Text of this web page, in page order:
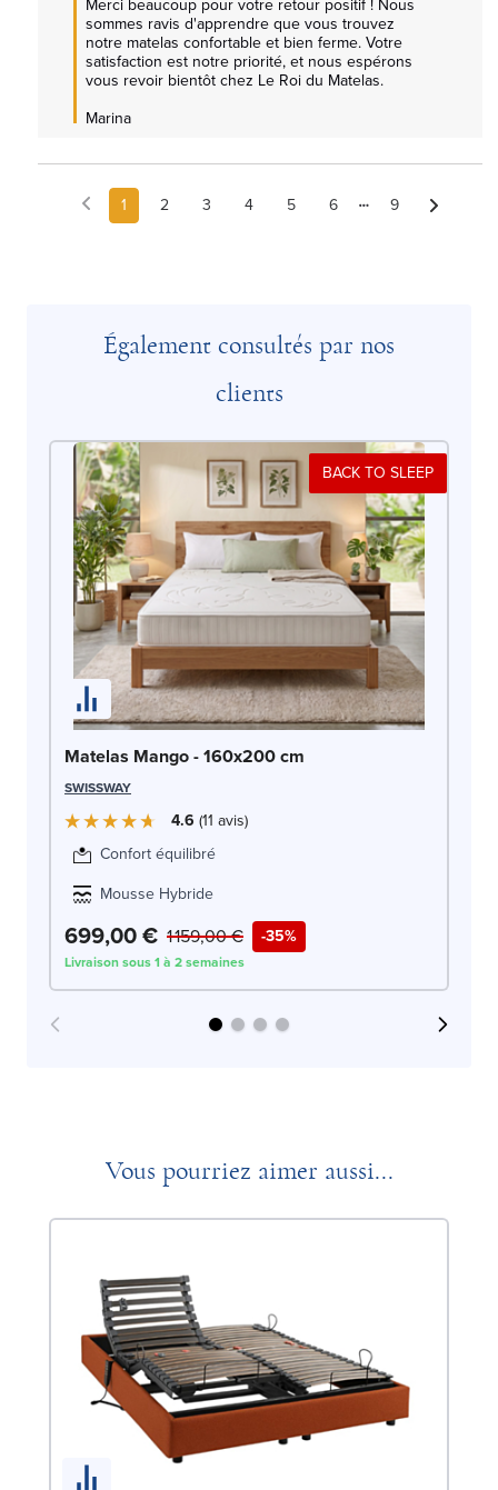
sommes ravis d'apprendre que vous trouvez
notre matelas confortable et bien ferme. Votre
satisfaction est notre priorité, et nous espérons
vous revoir bientôt chez Le Roi du Matelas.
Marina
1 2 3 4 5 6 9
Également consultés par nos
clients
BACK TO SLEEP
Matelas Mango - 160x200 cm
SWISSWAY
4.6 11 avis
Confort équilibré
Mousse Hybride
699,00 € -35%
1 159,00 €
Livraison sous 1 à 2 semaines
Vous pourriez aimer aussi...